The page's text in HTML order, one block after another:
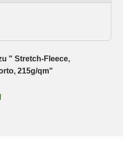
" Stretch-Fleece,
215g/qm"